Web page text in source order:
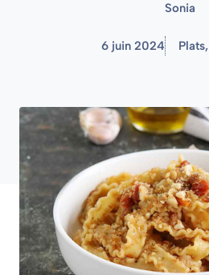
Sonia
6 juin 2024 Plats,